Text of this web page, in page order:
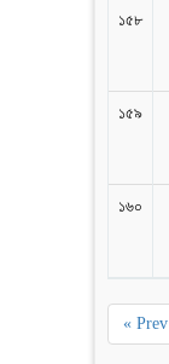
১৫৮
১৫৯
১৬০
« Prev